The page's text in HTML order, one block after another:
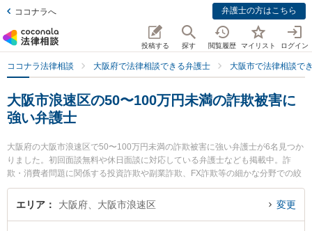
ココナラへ 弁護士の方はこちら
投稿する 探す 閲覧履歴 マイリスト ログイン
ココナラ法律相談 大阪府で法律相談できる弁護士 大阪市で法律相談で
大阪市浪速区の50〜100万円未満の詐欺被害に
強い弁護士
大阪府の大阪市浪速区で50〜100万円未満の詐欺被害に強い弁護士が6名見つか
りました。初回面談無料や休日面談に対応している弁護士なども掲載中。詐
欺・消費者問題に関係する投資詐欺や副業詐欺、FX詐欺等の細かな分野での絞
り込み検索もでき便利です。特に弁護士法人植田法律会計の植田 諭弁護士や家
藤法律事務所の家藤 卓也弁護士、前島綜合法律事務所の前島 申長弁護士のプロ
エリア 大阪府、大阪市浪速区 変更